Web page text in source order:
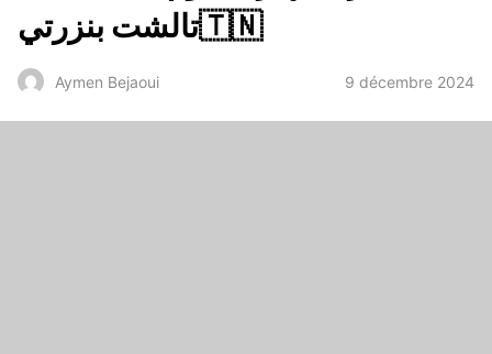
تالشت بنزرتي🇹🇳
Aymen Bejaoui 9 décembre 2024